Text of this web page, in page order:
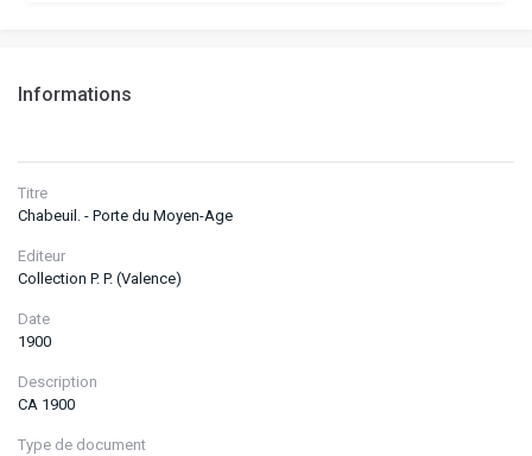
Informations
Titre
Chabeuil. - Porte du Moyen-Age
Editeur
Collection P. P. (Valence)
Date
1900
Description
CA 1900
Type de document